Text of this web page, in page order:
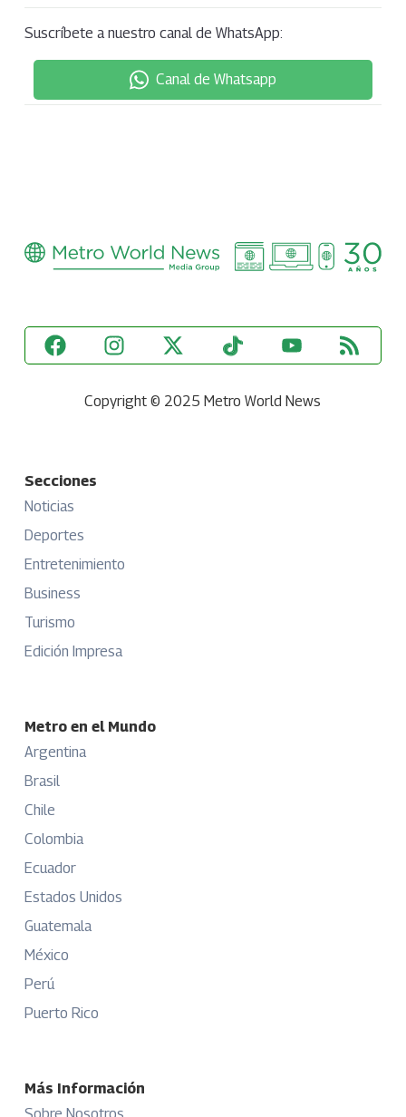
Suscríbete a nuestro canal de WhatsApp:
Canal de Whatsapp
Copyright © 2025 Metro World News
Secciones
Noticias
Deportes
Entretenimiento
Business
Turismo
Edición Impresa
Metro en el Mundo
Argentina
Brasil
Chile
Colombia
Ecuador
Estados Unidos
Guatemala
México
Perú
Puerto Rico
Más Información